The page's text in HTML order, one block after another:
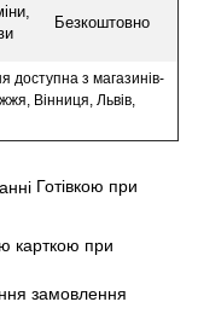
Безкоштовно
доступна з магазинів-
Вінниця, Львів,
Готівкою при
замовлення